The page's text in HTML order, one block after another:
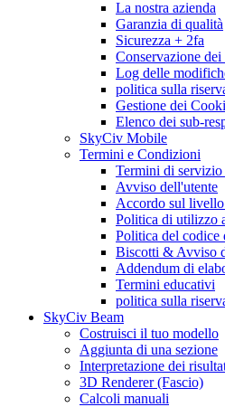
La nostra azienda
Garanzia di qualità
Sicurezza + 2fa
Conservazione
Log delle
politica sulla
Gestione dei
Elenco dei sub-
SkyCiv Mobile
Termini e Condizioni
Termini di servizio
Avviso dell'utente
Accordo sul
Politica di utilizzo
Politica del codice
Biscotti & Avviso
Addendum di
Termini educativi
politica sulla
SkyCiv Beam
Costruisci il tuo modello
Aggiunta di una sezione
Interpretazione dei
3D Renderer (Fascio)
Calcoli manuali